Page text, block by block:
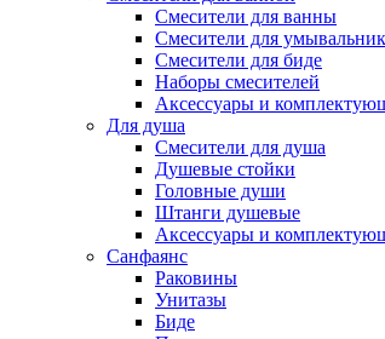
Смесители для ванны
Смесители для
Смесители для биде
Наборы смесителей
Аксессуары и
Для душа
Смесители для душа
Душевые стойки
Головные души
Штанги душевые
Аксессуары и
Санфаянс
Раковины
Унитазы
Биде